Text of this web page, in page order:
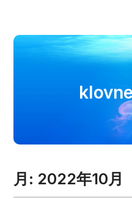
月: 2022年10月